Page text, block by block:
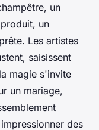
un
un
Les artistes
saisissent
magie s'invite
un mariage,
des